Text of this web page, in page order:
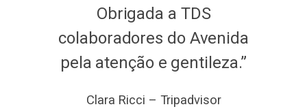
Obrigada a TDS
colaboradores do Avenida
pela atenção e gentileza.”
Clara Ricci – Tripadvisor